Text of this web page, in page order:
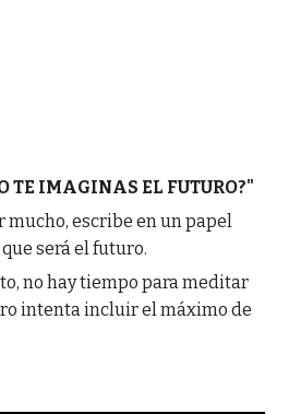
TE IMAGINAS EL FUTURO?"
mucho, escribe en un papel
será el futuro.
no hay tiempo para meditar
intenta incluir el máximo de